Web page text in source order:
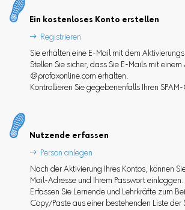
Ein kostenloses Konto erstellen
 Registrieren
Sie erhalten eine E-Mail mit dem
Stellen Sie sicher, dass Sie E-Mails mit
@profaxonline.com erhalten.
Kontrollieren Sie gegebenenfalls Ihren
Nutzende erfassen
 Person anlegen
Nach der Aktivierung Ihres Kontos, können
Mail-Adresse und Ihrem Passwort einloggen.
Erfassen Sie Lernende und Lehrkräfte zum
Copy/Paste aus einer bestehenden Liste der